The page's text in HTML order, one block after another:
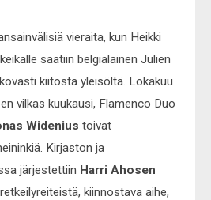
vieraita, kun Heikki
saatiin belgialainen Julien
kiitosta yleisöltä. Lokakuu
vilkas kuukausi, Flamenco Duo
Widenius toivat
Kirjaston ja
järjestettiin Harri Ahosen
kiinnostava aihe,